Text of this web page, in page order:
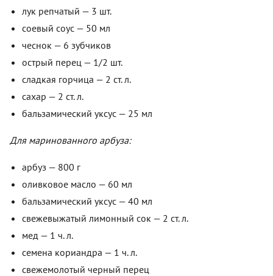
лук репчатый — 3 шт.
соевый соус — 50 мл
чеснок — 6 зубчиков
острый перец — 1/2 шт.
сладкая горчица — 2 ст. л.
сахар — 2 ст. л.
бальзамический уксус — 25 мл
Для маринованного арбуза:
арбуз — 800 г
оливковое масло — 60 мл
бальзамический уксус — 40 мл
свежевыжатый лимонный сок — 2 ст. л.
мед — 1 ч. л.
семена кориандра — 1 ч. л.
свежемолотый черный перец